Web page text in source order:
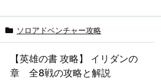
ソロアドベンチャー攻略
【英雄の書 攻略】 イリダンの
章 全8戦の攻略と解説